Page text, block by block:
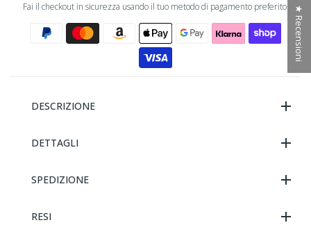
Fai il checkout in sicurezza usando il tuo metodo di pagamento preferito:
DESCRIZIONE
DETTAGLI
SPEDIZIONE
RESI
★ Recensioni